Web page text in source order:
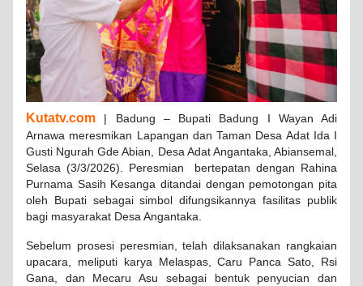
Kutatv.com | Badung – Bupati Badung I Wayan Adi
Arnawa meresmikan Lapangan dan Taman Desa Adat Ida I
Gusti Ngurah Gde Abian, Desa Adat Angantaka, Abiansemal,
Selasa (3/3/2026). Peresmian bertepatan dengan Rahina
Purnama Sasih Kesanga ditandai dengan pemotongan pita
oleh Bupati sebagai simbol difungsikannya fasilitas publik
bagi masyarakat Desa Angantaka.
Sebelum prosesi peresmian, telah dilaksanakan rangkaian
upacara, meliputi karya Melaspas, Caru Panca Sato, Rsi
Gana, dan Mecaru Asu sebagai bentuk penyucian dan